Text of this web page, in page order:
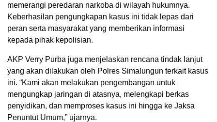
memerangi peredaran narkoba di wilayah hukumnya.
Keberhasilan pengungkapan kasus ini tidak lepas dari
peran serta masyarakat yang memberikan informasi
kepada pihak kepolisian.
AKP Verry Purba juga menjelaskan rencana tindak lanjut
yang akan dilakukan oleh Polres Simalungun terkait kasus
ini. “Kami akan melakukan pengembangan untuk
mengungkap jaringan di atasnya, melengkapi berkas
penyidikan, dan memproses kasus ini hingga ke Jaksa
Penuntut Umum,” ujarnya.